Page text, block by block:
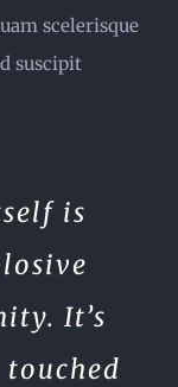
scelerisque
suscipit
is
It’s